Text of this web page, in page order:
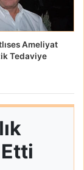
Ameliyat
Tedaviye